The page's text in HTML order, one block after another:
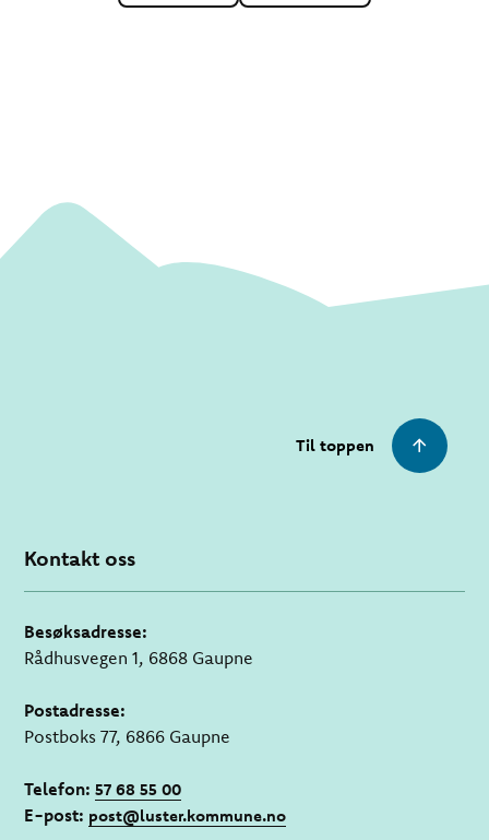
Til toppen
Kontakt oss
Besøksadresse:
Rådhusvegen 1, 6868 Gaupne
Postadresse:
Postboks 77, 6866 Gaupne
Telefon: 57 68 55 00
E-post: post@luster.kommune.no